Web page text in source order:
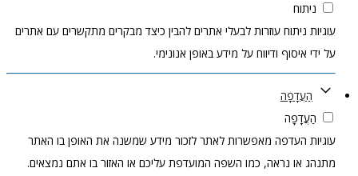
ניתוח
עוגיות ניתוח עוזרות לבעלי אתרים להבין כיצד מבקרים מתקשרים עם אתרים
על ידי איסוף ודיווח על מידע באופן אנונימי.
הַעֲדָפָה
הַעֲדָפָה
עוגיות העדפה מאפשרות לאתר לזכור מידע שמשנה את האופן בו האתר
מתנהג או נראה, כמו השפה המועדפת עליכם או האזור בו אתם נמצאים.